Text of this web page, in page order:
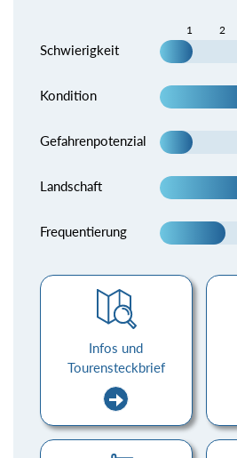
1 2
Schwierigkeit
Kondition
Gefahrenpotenzial
Landschaft
Frequentierung
Infos und
Tourensteckbrief